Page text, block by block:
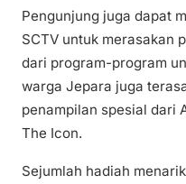
Pengunjung juga dapat
SCTV untuk merasakan
dari program-program
warga Jepara juga
penampilan spesial dari
The Icon.
Sejumlah hadiah